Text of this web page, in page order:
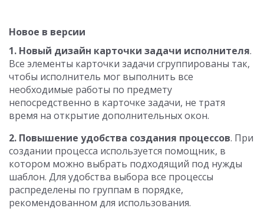
Новое в версии
1. Новый дизайн карточки задачи исполнителя.
Все элементы карточки задачи сгруппированы так,
чтобы исполнитель мог выполнить все
необходимые работы по предмету
непосредственно в карточке задачи, не тратя
время на открытие дополнительных окон.
2. Повышение удобства создания процессов. При
создании процесса используется помощник, в
котором можно выбрать подходящий под нужды
шаблон. Для удобства выбора все процессы
распределены по группам в порядке,
рекомендованном для использования.